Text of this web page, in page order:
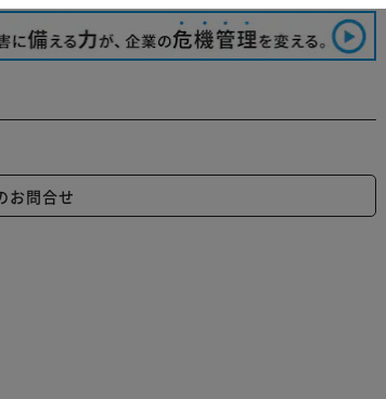
お問合せ